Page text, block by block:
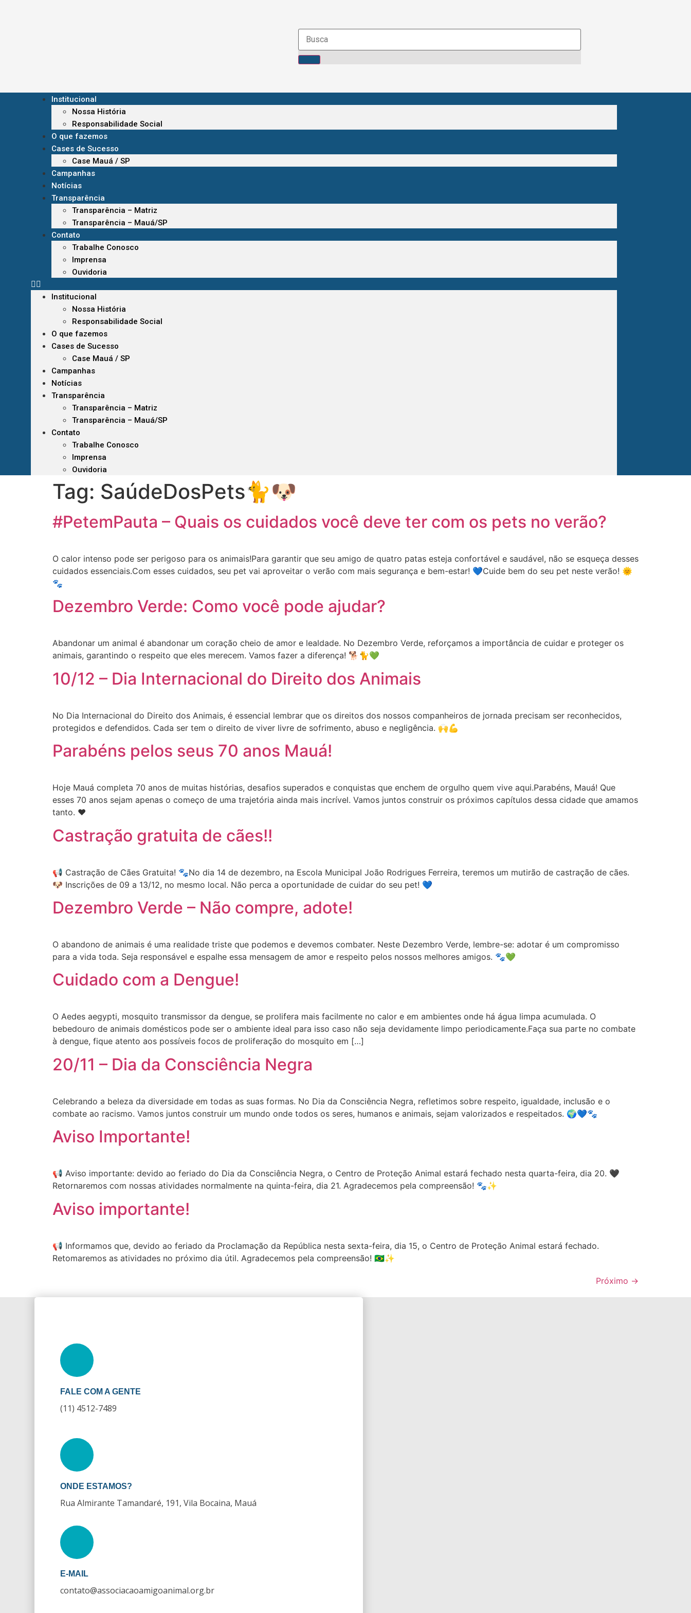
Institucional
Nossa História
Responsabilidade Social
O que fazemos
Cases de Sucesso
Case Mauá / SP
Campanhas
Notícias
Transparência
Transparência – Matriz
Transparência – Mauá/SP
Contato
Trabalhe Conosco
Imprensa
Ouvidoria
Institucional
Nossa História
Responsabilidade Social
O que fazemos
Cases de Sucesso
Case Mauá / SP
Campanhas
Notícias
Transparência
Transparência – Matriz
Transparência – Mauá/SP
Contato
Trabalhe Conosco
Imprensa
Ouvidoria
Tag: SaúdeDosPets🐈🐶
#PetemPauta – Quais os cuidados você deve ter com os pets no verão?
O calor intenso pode ser perigoso para os animais!Para garantir que seu amigo de quatro patas esteja confortável e saudável, não se esqueça desses
cuidados essenciais.Com esses cuidados, seu pet vai aproveitar o verão com mais segurança e bem-estar! 💙Cuide bem do seu pet neste verão! 🌞
🐾
Dezembro Verde: Como você pode ajudar?
Abandonar um animal é abandonar um coração cheio de amor e lealdade. No Dezembro Verde, reforçamos a importância de cuidar e proteger os
animais, garantindo o respeito que eles merecem. Vamos fazer a diferença! 🐕🐈💚
10/12 – Dia Internacional do Direito dos Animais
No Dia Internacional do Direito dos Animais, é essencial lembrar que os direitos dos nossos companheiros de jornada precisam ser reconhecidos,
protegidos e defendidos. Cada ser tem o direito de viver livre de sofrimento, abuso e negligência. 🙌💪
Parabéns pelos seus 70 anos Mauá!
Hoje Mauá completa 70 anos de muitas histórias, desafios superados e conquistas que enchem de orgulho quem vive aqui.Parabéns, Mauá! Que
esses 70 anos sejam apenas o começo de uma trajetória ainda mais incrível. Vamos juntos construir os próximos capítulos dessa cidade que amamos
tanto. ❤️
Castração gratuita de cães!!
📢 Castração de Cães Gratuita! 🐾No dia 14 de dezembro, na Escola Municipal João Rodrigues Ferreira, teremos um mutirão de castração de cães.
🐶 Inscrições de 09 a 13/12, no mesmo local. Não perca a oportunidade de cuidar do seu pet! 💙
Dezembro Verde – Não compre, adote!
O abandono de animais é uma realidade triste que podemos e devemos combater. Neste Dezembro Verde, lembre-se: adotar é um compromisso
para a vida toda. Seja responsável e espalhe essa mensagem de amor e respeito pelos nossos melhores amigos. 🐾💚
Cuidado com a Dengue!
O Aedes aegypti, mosquito transmissor da dengue, se prolifera mais facilmente no calor e em ambientes onde há água limpa acumulada. O
bebedouro de animais domésticos pode ser o ambiente ideal para isso caso não seja devidamente limpo periodicamente.Faça sua parte no combate
à dengue, fique atento aos possíveis focos de proliferação do mosquito em […]
20/11 – Dia da Consciência Negra
Celebrando a beleza da diversidade em todas as suas formas. No Dia da Consciência Negra, refletimos sobre respeito, igualdade, inclusão e o
combate ao racismo. Vamos juntos construir um mundo onde todos os seres, humanos e animais, sejam valorizados e respeitados. 🌍💙🐾
Aviso Importante!
📢 Aviso importante: devido ao feriado do Dia da Consciência Negra, o Centro de Proteção Animal estará fechado nesta quarta-feira, dia 20. 🖤
Retornaremos com nossas atividades normalmente na quinta-feira, dia 21. Agradecemos pela compreensão! 🐾✨
Aviso importante!
📢 Informamos que, devido ao feriado da Proclamação da República nesta sexta-feira, dia 15, o Centro de Proteção Animal estará fechado.
Retomaremos as atividades no próximo dia útil. Agradecemos pela compreensão! 🇧🇷✨
Próximo →
FALE COM A GENTE
(11) 4512-7489
ONDE ESTAMOS?
Rua Almirante Tamandaré, 191, Vila Bocaina, Mauá
E-MAIL
contato@associacaoamigoanimal.org.br